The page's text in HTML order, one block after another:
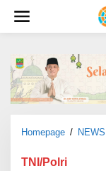
w
Homepage / NEWS
TNI/Polri